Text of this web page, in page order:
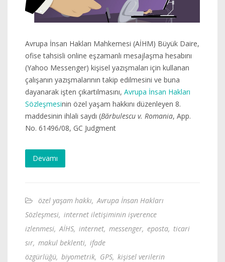
Avrupa İnsan Hakları Mahkemesi (AİHM) Büyük Daire,
ofise tahsisli online eşzamanlı mesajlaşma hesabını
(Yahoo Messenger) kişisel yazışmaları için kullanan
çalışanın yazışmalarının takip edilmesini ve buna
dayanarak işten çıkartılmasını, Avrupa İnsan Hakları
Sözleşmesinin özel yaşam hakkını düzenleyen 8.
maddesinin ihlali saydı (Bărbulescu v. Romania, App.
No. 61496/08, GC Judgment
Devamı
özel yaşam hakkı, Avrupa İnsan Hakları
Sözleşmesi, internet iletişiminin işverence
izlenmesi, AİHS, internet, messenger, eposta, ticari
sır, makul beklenti, ifade
özgürlüğü, biyometrik, GPS, kişisel verilerin